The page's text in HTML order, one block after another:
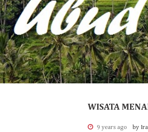
WISATA
9 years ago by